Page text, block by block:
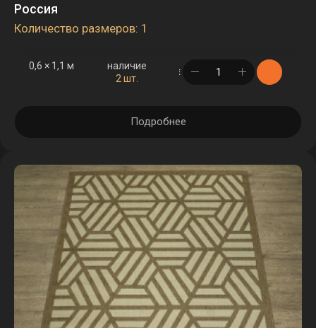
Россия
Количество размеров: 1
0,6 × 1,1 м
наличие
2 шт.
в корзине
Подробнее